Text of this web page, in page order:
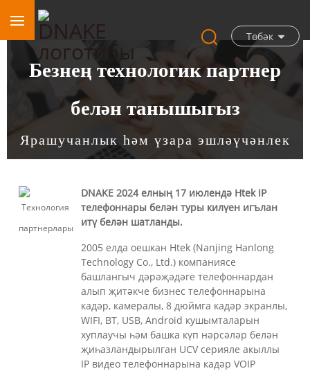
Төбәк
Безнең технологик партнер
белән танышыгыз
Ярашучанлык һәм үзара эшләүчәнлек
DNAKE 2024 елның 17 июлендә Htek IP
телефоннары белән туры килүен игълан
итү белән шатланды.
2005 елда оешкан Htek (Nanjing Hanlong
Technology Co., Ltd.) компаниясе
башлангыч дәрәҗәдәге телефоннардан
алып җитәкче бизнес телефоннарына
кадәр, камералы, 8 дюймга кадәр экранлы,
WIFI, BT, USB, Android кушымталарын
хуплаучы һәм башка күп нәрсәләр белән
җиһазландырылган UCV серияле акыллы
IP видео телефоннарына кадәр VOIP